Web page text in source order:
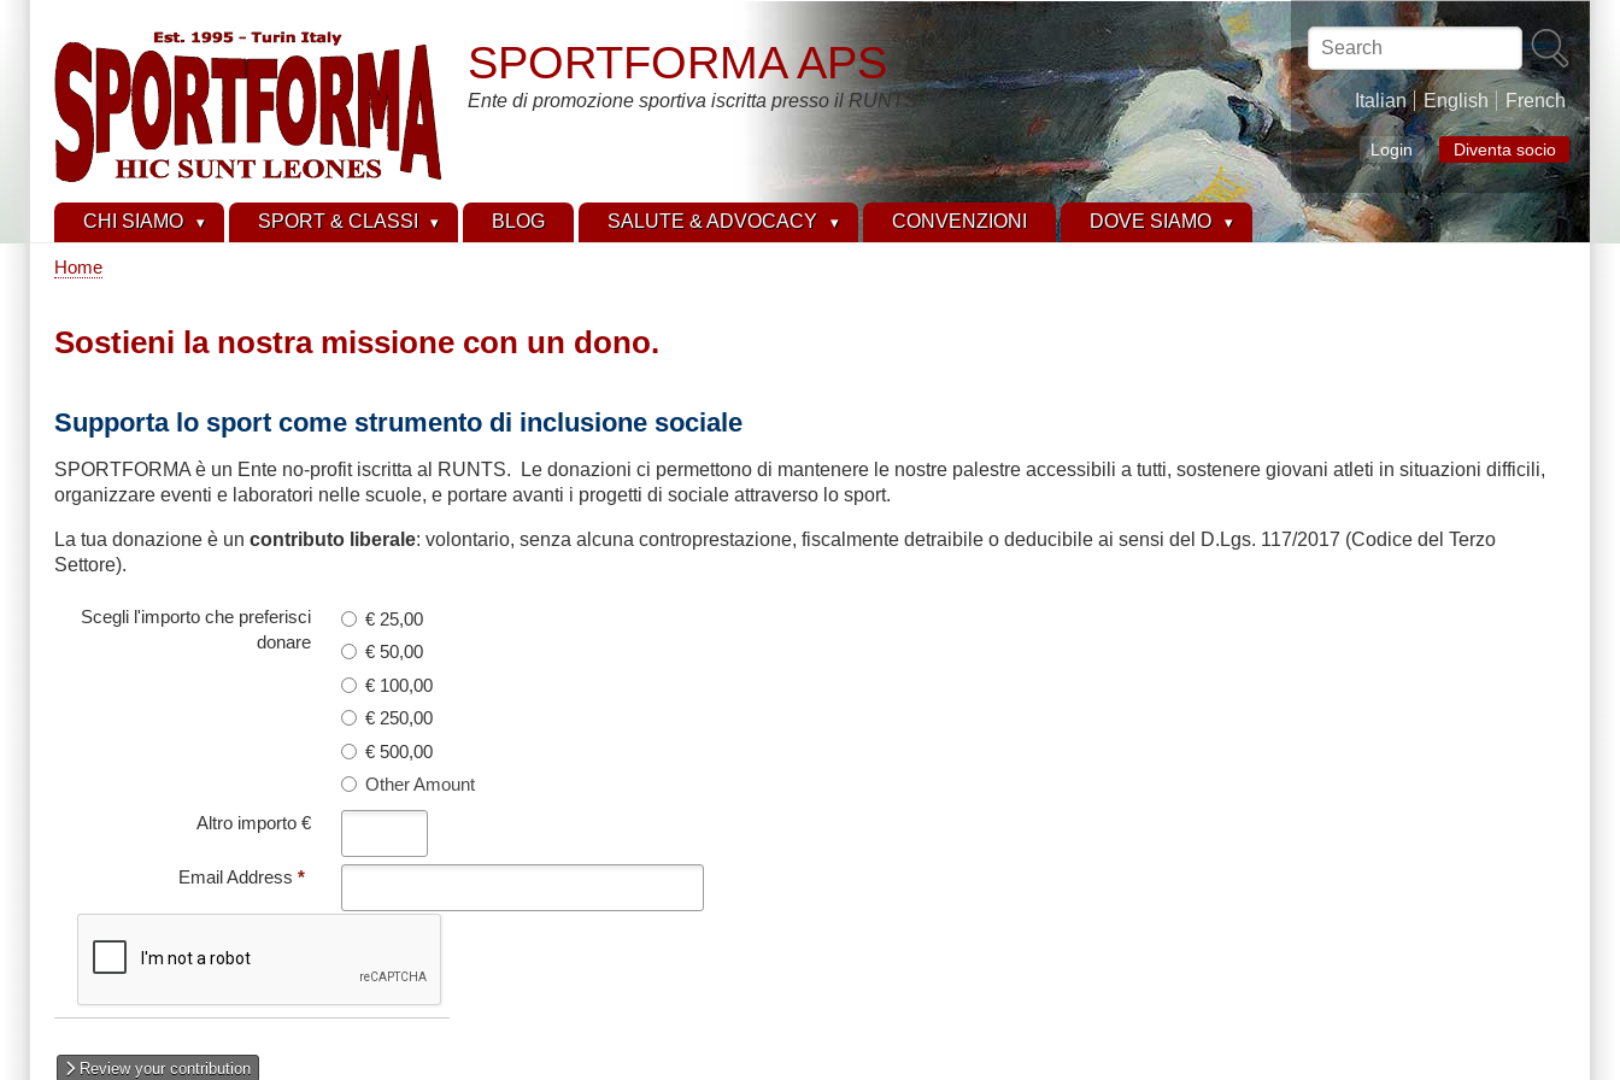
content
Search
Italian English French
Login Diventa socio
SPORTFORMA APS
Ente di promozione sportiva iscritta presso il RUNTS
CHI SIAMO SPORT & CLASSI BLOG SALUTE & ADVOCACY CONVENZIONI DOVE SIAMO
Home
Sostieni la nostra missione con un dono.
Supporta lo sport come strumento di inclusione sociale
SPORTFORMA è un Ente no-profit iscritta al RUNTS. Le donazioni ci permettono di mantenere le nostre palestre accessibili a tutti, sostenere giovani atleti in situazioni difficili,
organizzare eventi e laboratori nelle scuole, e portare avanti i progetti di sociale attraverso lo sport.
La tua donazione è un contributo liberale: volontario, senza alcuna controprestazione, fiscalmente detraibile o deducibile ai sensi del D.Lgs. 117/2017 (Codice del Terzo
Settore).
Scegli l'importo che preferisci
donare
€ 25,00
€ 50,00
€ 100,00
€ 250,00
€ 500,00
Other Amount
Altro importo €
Email Address*
Review your contribution